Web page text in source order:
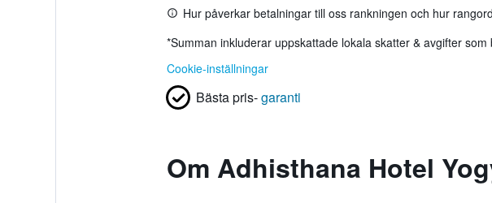
Hur påverkar betalningar till oss rankningen och hur
*Summan inkluderar uppskattade lokala skatter & avgifter
Cookie-inställningar
Bästa pris-garanti
Om Adhisthana Hotel